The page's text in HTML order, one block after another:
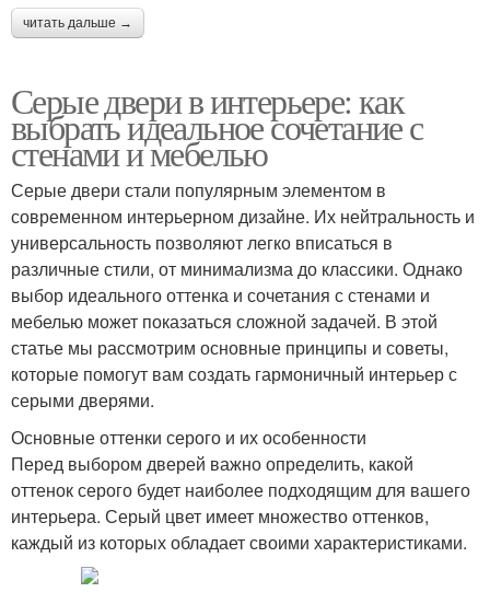
читать дальше →
Серые двери в интерьере: как
выбрать идеальное сочетание с
стенами и мебелью
Серые двери стали популярным элементом в
современном интерьерном дизайне. Их нейтральность и
универсальность позволяют легко вписаться в
различные стили, от минимализма до классики. Однако
выбор идеального оттенка и сочетания с стенами и
мебелью может показаться сложной задачей. В этой
статье мы рассмотрим основные принципы и советы,
которые помогут вам создать гармоничный интерьер с
серыми дверями.
Основные оттенки серого и их особенности
Перед выбором дверей важно определить, какой
оттенок серого будет наиболее подходящим для вашего
интерьера. Серый цвет имеет множество оттенков,
каждый из которых обладает своими характеристиками.